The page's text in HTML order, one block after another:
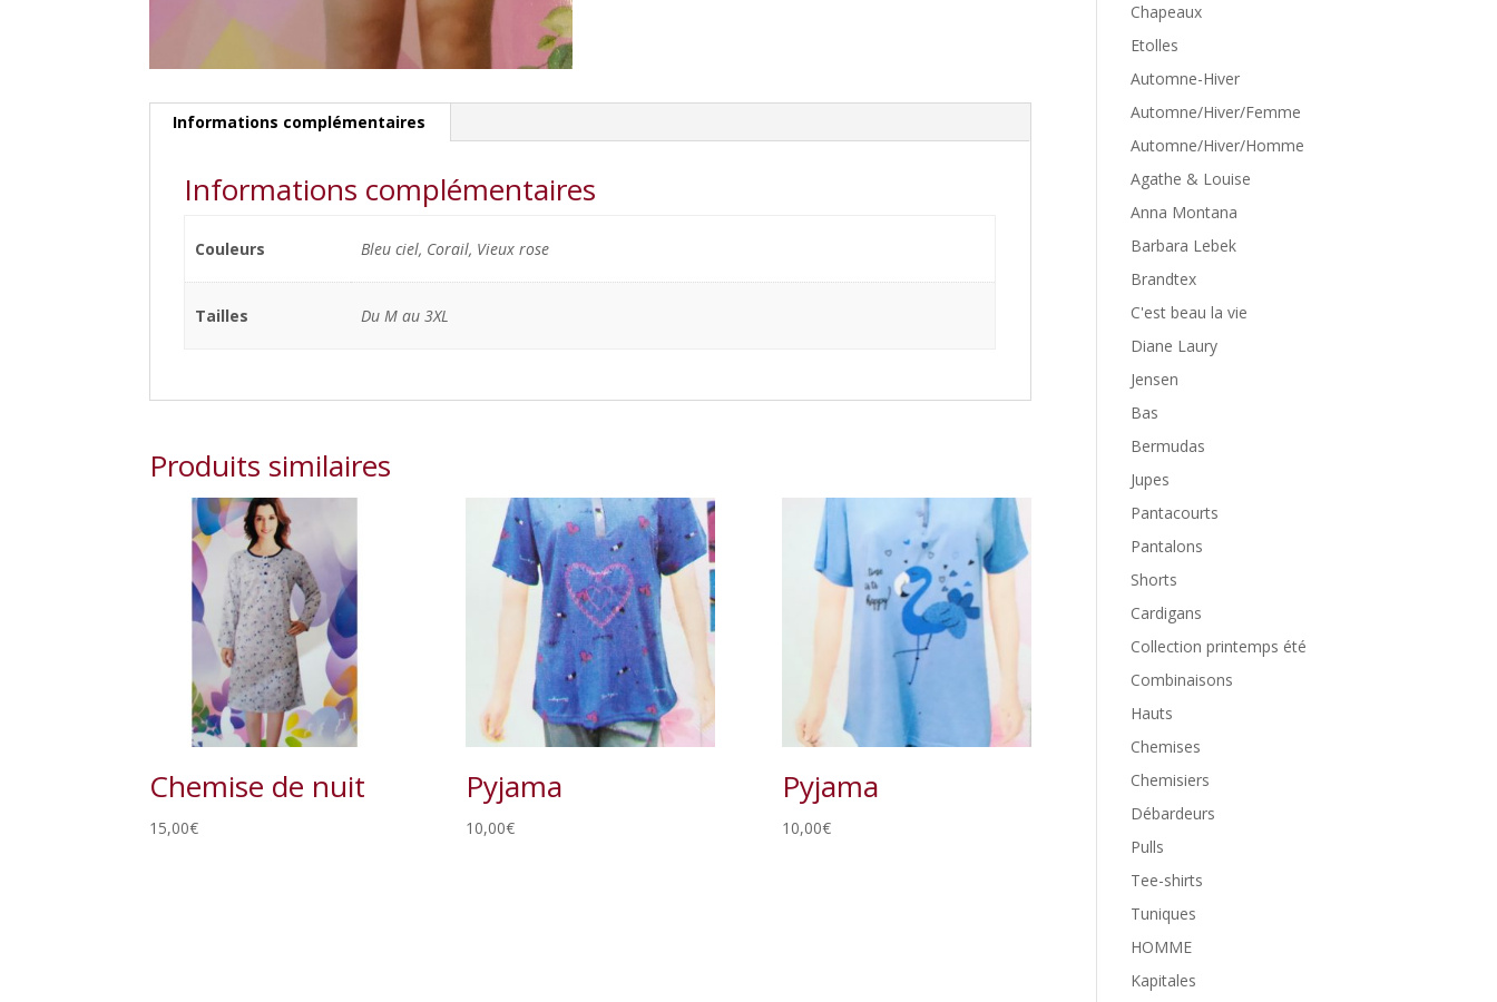
Informations complémentaires
Informations complémentaires
Couleurs Bleu ciel, Corail, Vieux rose
Tailles Du M au 3XL
Produits similaires
Chemise de nuit
15,00€
Pyjama
10,00€
Pyjama
10,00€
Chapeaux
Etolles
Automne-Hiver
Automne/Hiver/Femme
Automne/Hiver/Homme
Agathe & Louise
Anna Montana
Barbara Lebek
Brandtex
C'est beau la vie
Diane Laury
Jensen
Bas
Bermudas
Jupes
Pantacourts
Pantalons
Shorts
Cardigans
Collection printemps été
Combinaisons
Hauts
Chemises
Chemisiers
Débardeurs
Pulls
Tee-shirts
Tuniques
HOMME
Kapitales